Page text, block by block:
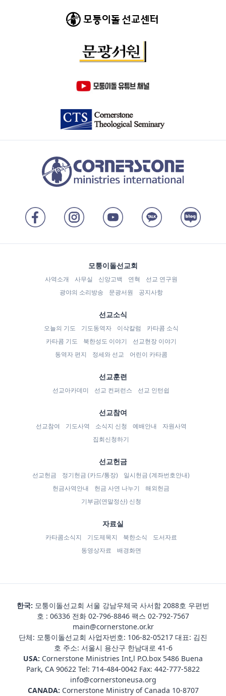
모퉁이돌선교회
사역소개 사무실 신앙고백 연혁
선교 연구원
광야의 소리방송
문광서원 공지사항
선교소식
오늘의 기도 기도동역자 이삭칼럼
카타콤 소식
카타콤 기도
북한성도 이야기
선교현장 이야기
동역자 편지
정세와 선교 어린이 카타콤
선교훈련
선교아카데미 선교 컨퍼런스 선교 인턴쉽
선교참여
선교참여 기도사역 소식지 신청 예배안내
자원사역
집회신청하기
선교헌금
선교헌금 정기헌금 (카드/통장)
일시헌금 (계좌번호안내)
헌금사역안내
헌금 사연 나누기
해외헌금
기부금(연말정산) 신청
자료실
카타콤소식지 기도제목지 북한소식
도서자료
동영상자료
배경화면
한국: 모퉁이돌선교회 서울 강남우체국 사서함 2088호 우편번
호 : 06336 전화 02-796-8846 팩스 02-792-7567
main@cornerstone.or.kr
단체: 모퉁이돌선교회 사업자번호: 106-82-05217 대표: 김진
호 주소: 서울시 용산구 한남대로 41-6
USA: Cornerstone Ministries Int,l P.O.box 5486 Buena
Park, CA 90622 Tel: 714-484-0042 Fax: 442-777-5822
info@cornerstoneusa.org
CANADA: Cornerstone Ministry of Canada 10-8707